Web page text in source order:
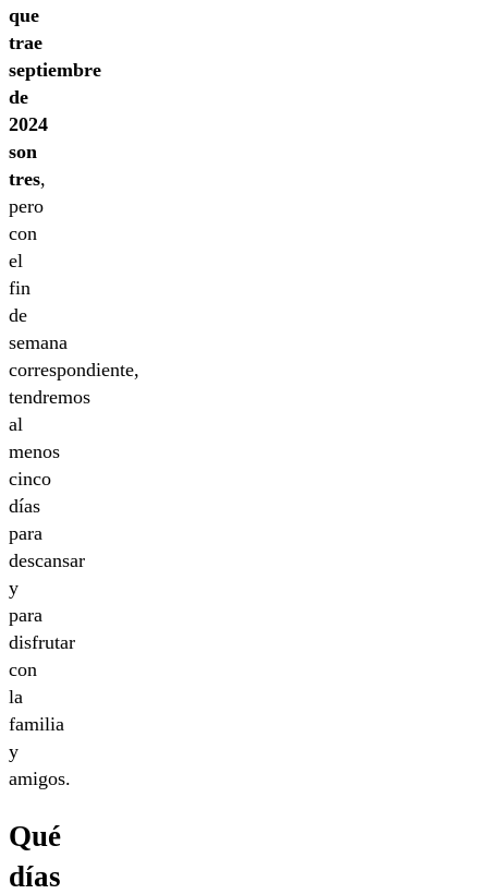
que
trae
septiembre
de
2024
son
tres,
pero
con
el
fin
de
semana
correspondiente,
tendremos
al
menos
cinco
días
para
descansar
y
para
disfrutar
con
la
familia
y
amigos.
Qué
días